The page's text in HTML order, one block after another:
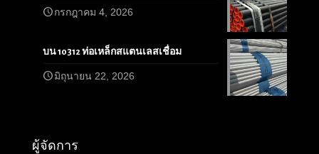
กรกฎาคม 4, 2026
บน 10312 ท่อเหล็กสแตนเลสเชื่อม
มิถุนายน 22, 2026
ผู้จัดการ